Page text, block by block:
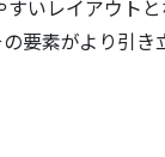
いレイアウトと
要素がより引き